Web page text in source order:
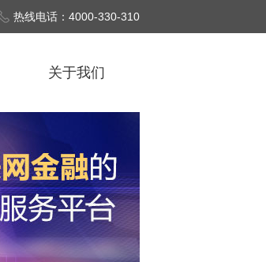
热线电话：4000-330-310
关于我们